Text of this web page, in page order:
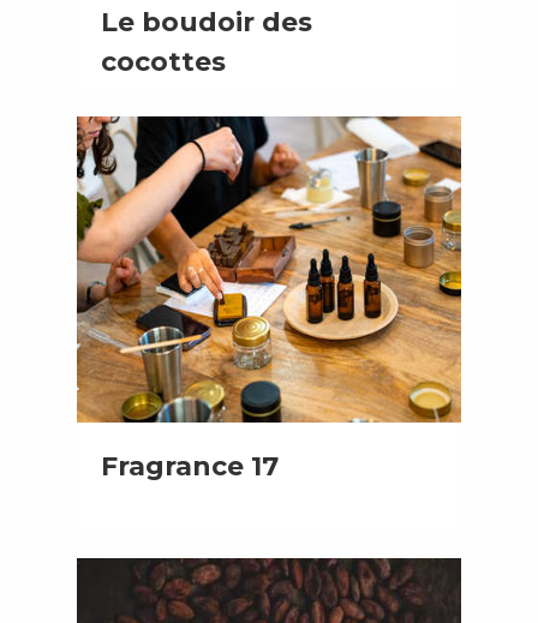
Le boudoir des
cocottes
Fragrance 17